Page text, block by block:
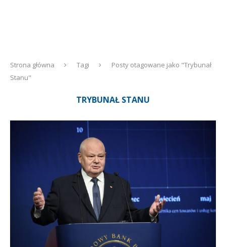
Strona główna Tagi
Posty otagowane jako "Trybunał
Stanu"
TRYBUNAŁ STANU